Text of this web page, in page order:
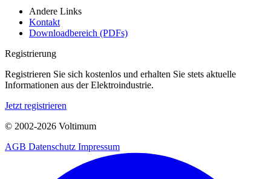
Andere Links
Kontakt
Downloadbereich (PDFs)
Registrierung
Registrieren Sie sich kostenlos und erhalten Sie stets aktuelle
Informationen aus der Elektroindustrie.
Jetzt registrieren
© 2002-2026 Voltimum
AGB Datenschutz Impressum